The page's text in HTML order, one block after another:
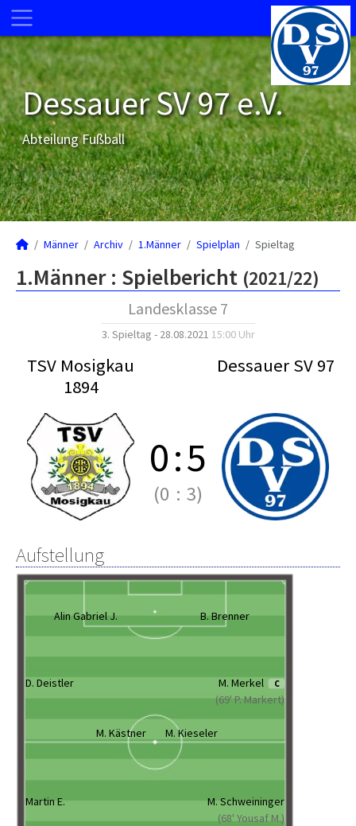
Dessauer SV 97 e.V.
Abteilung Fußball
Männer Archiv 1.Männer Spielplan Spieltag
1.Männer : Spielbericht (2021/22)
Landesklasse 7
3. Spieltag - 28.08.2021 15:00 Uhr
TSV Mosigkau
1894
Dessauer SV 97
0:5
(0 : 3)
Aufstellung
Alin Gabriel J. B. Brenner
D. Deistler M. Merkel C
(69' P. Markert)
M. Kästner M. Kieseler
Martin E.
M. Schweininger
(68' Yousaf M.)